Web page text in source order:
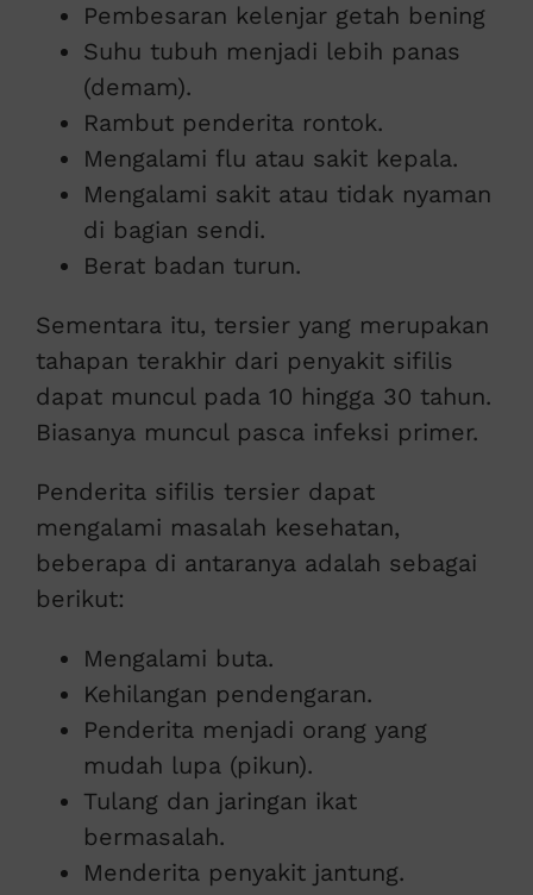
Pembesaran kelenjar getah bening
Suhu tubuh menjadi lebih panas
(demam).
Rambut penderita rontok.
Mengalami flu atau sakit kepala.
Mengalami sakit atau tidak nyaman
di bagian sendi.
Berat badan turun.
Sementara itu, tersier yang merupakan
tahapan terakhir dari penyakit sifilis
dapat muncul pada 10 hingga 30 tahun.
Biasanya muncul pasca infeksi primer.
Penderita sifilis tersier dapat
mengalami masalah kesehatan,
beberapa di antaranya adalah sebagai
berikut:
Mengalami buta.
Kehilangan pendengaran.
Penderita menjadi orang yang
mudah lupa (pikun).
Tulang dan jaringan ikat
bermasalah.
Menderita penyakit jantung.